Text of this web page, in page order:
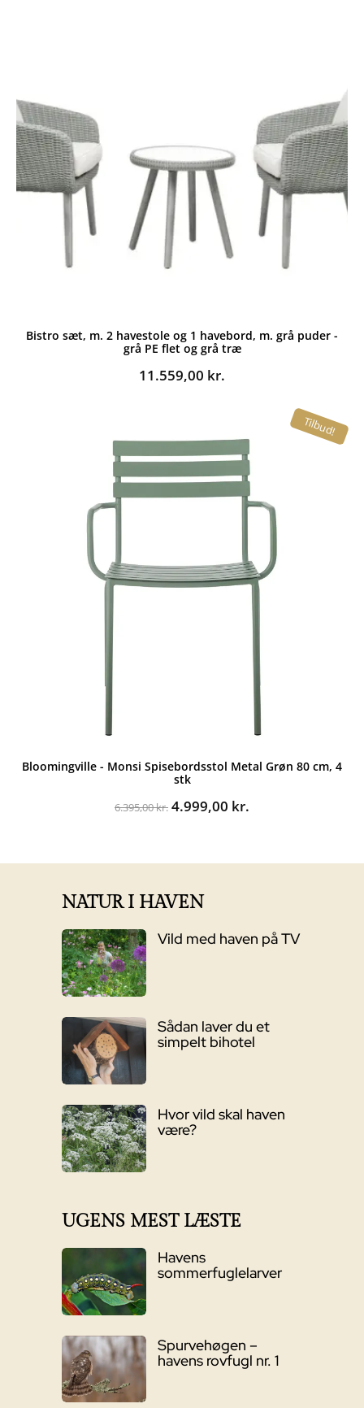
Bistro sæt, m. 2 havestole og 1 havebord, m. grå puder -
grå PE flet og grå træ
11.559,00 kr.
Tilbud!
Bloomingville - Monsi Spisebordsstol Metal Grøn 80 cm, 4
stk
6.395,00kr. Den
4.999,00 kr.
NATUR I HAVEN
Vild med haven på TV
Sådan laver du et
simpelt bihotel
Hvor vild skal haven
være?
UGENS MEST LÆSTE
Havens
sommerfuglelarver
Spurvehøgen –
havens rovfugl nr. 1